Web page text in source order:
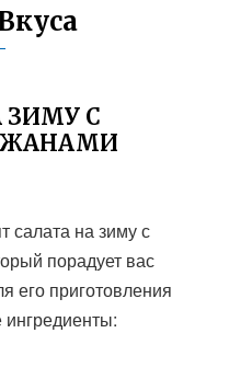
ЗИМУ С
салата на зиму с
порадует вас
его приготовления